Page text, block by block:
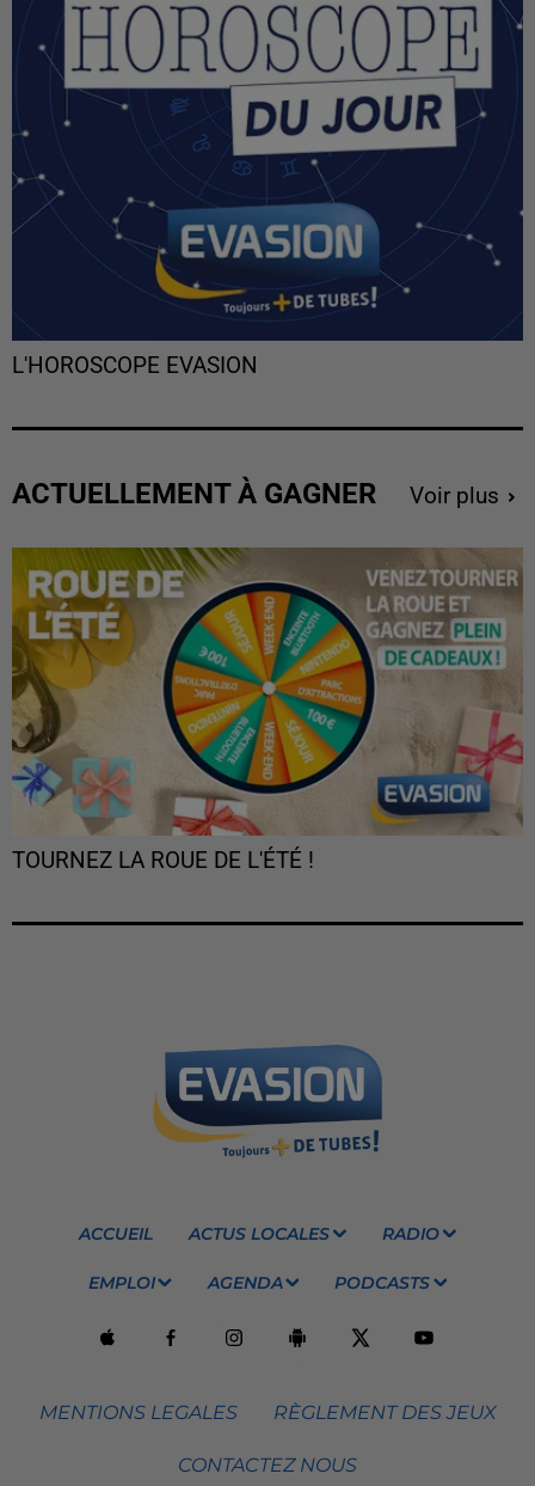
L'HOROSCOPE EVASION
ACTUELLEMENT À GAGNER Voir plus
TOURNEZ LA ROUE DE L'ÉTÉ !
ACCUEIL ACTUS LOCALES RADIO
EMPLOI AGENDA PODCASTS
MENTIONS LEGALES RÈGLEMENT DES JEUX
CONTACTEZ NOUS